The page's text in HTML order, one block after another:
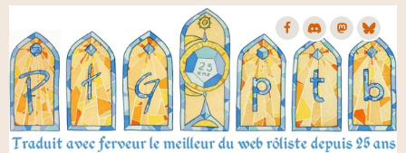
Aller
contenu
principal